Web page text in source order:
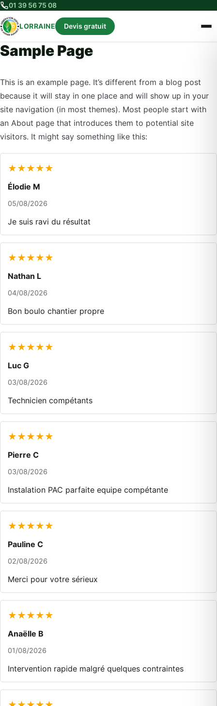
01 39 56 75 08
LORRAINE Devis gratuit
Sample Page
This is an example page. It’s different from a blog post
because it will stay in one place and will show up in your
site navigation (in most themes). Most people start with
an About page that introduces them to potential site
visitors. It might say something like this:
★★★★★
Élodie M
05/08/2026
Je suis ravi du résultat
★★★★★
Nathan L
04/08/2026
Bon boulo chantier propre
★★★★★
Luc G
03/08/2026
Technicien compétants
★★★★★
Pierre C
03/08/2026
Instalation PAC parfaite equipe compétante
★★★★★
Pauline C
02/08/2026
Merci pour votre sérieux
★★★★★
Anaëlle B
01/08/2026
Intervention rapide malgré quelques contraintes